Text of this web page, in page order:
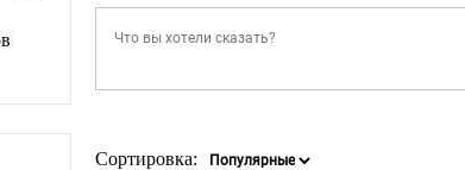
Сортировка: